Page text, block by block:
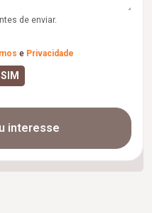
de enviar.
e Privacidade
interesse